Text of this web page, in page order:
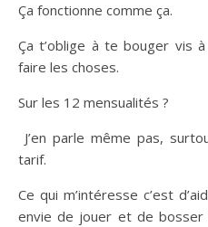
Ça fonctionne comme ça.
Ça t’oblige à te bouger vis
faire les choses.
Sur les 12 mensualités ?
J’en parle même pas,
tarif.
Ce qui m’intéresse c’est
envie de jouer et de